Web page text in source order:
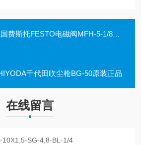
费斯托FESTO电磁阀MFH-5-1/8进口原装
千代田吹尘枪BG-50原装正品
在线留言